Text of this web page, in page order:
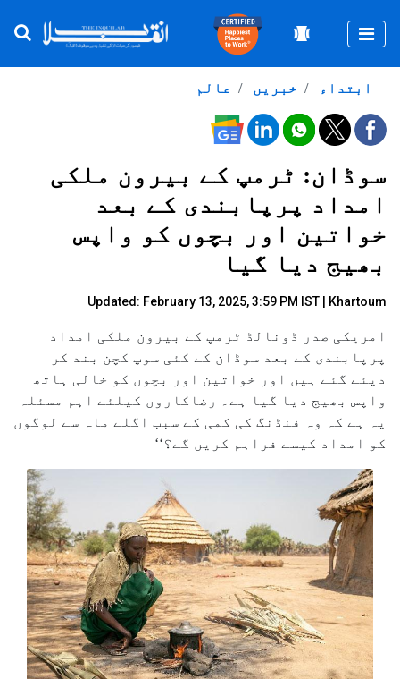
عالم خبریں ابتداء
سوڈان: ٹرمپ کے بیرون ملکی
امداد پرپابندی کے بعد
خواتین اور بچوں کو واپس
بھیج دیا گیا
Updated: February 13, 2025, 3:59 PM IST | Khartoum
امریکی صدر ڈونالڈ ٹرمپ کے بیرون ملکی امداد
پرپابندی کے بعد سوڈان کے کئی سوپ کچن بند کر
دیئے گئے ہیں اور خواتین اور بچوں کو خالی ہاتھ
واپس بھیج دیا گیا ہے۔ رضاکاروں کیلئے اہم مسئلہ
یہ ہے کہ وہ فنڈنگ کی کمی کے سبب اگلے ماہ سے لوگوں
کو امداد کیسے فراہم کریں گے؟‘‘